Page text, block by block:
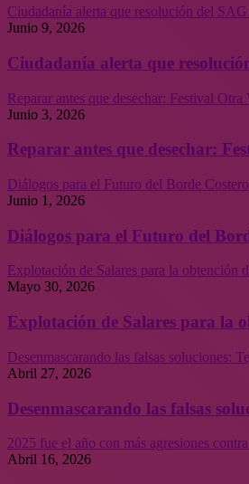
Ciudadanía alerta que resolución del
Junio 9, 2026
Ciudadanía alerta que
Reparar antes que desechar: Festival
Junio 3, 2026
Reparar antes que desechar:
Diálogos para el Futuro del Borde
Junio 1, 2026
Diálogos para el Futuro del
Explotación de Salares para la
Mayo 30, 2026
Explotación de Salares para la
Desenmascarando las falsas soluciones:
Abril 27, 2026
Desenmascarando las falsas
2025 fue el año con más agresiones
Abril 16, 2026